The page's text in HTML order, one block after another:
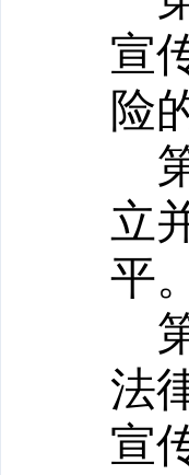
宣
险
立
平。
法
宣